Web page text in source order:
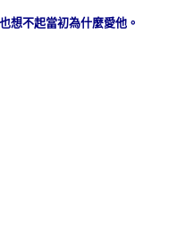
想不起當初為什麼愛他。